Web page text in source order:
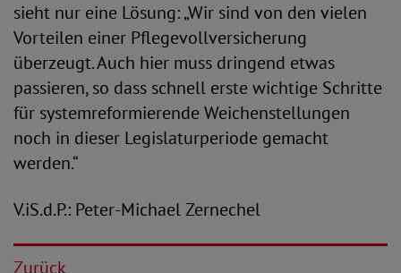
sieht nur eine Lösung: „Wir sind von den vielen
Vorteilen einer Pflegevollversicherung
überzeugt. Auch hier muss dringend etwas
passieren, so dass schnell erste wichtige Schritte
für systemreformierende Weichenstellungen
noch in dieser Legislaturperiode gemacht
werden.“
V.iS.d.P.: Peter-Michael Zernechel
Zurück